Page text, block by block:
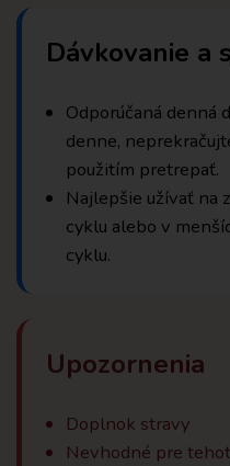
Dávkovanie a
Odporúčaná denná
denne,
použitím pretrepať.
Najlepšie užívať na
cyklu alebo v
cyklu.
Upozornenia
Doplnok stravy
Nevhodné pre